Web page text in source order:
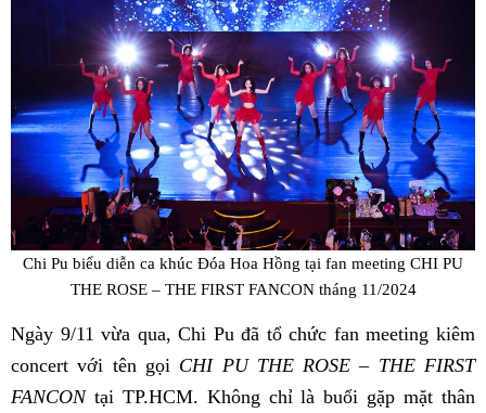
Chi Pu biểu diễn ca khúc Đóa Hoa Hồng tại fan meeting CHI PU
THE ROSE – THE FIRST FANCON tháng 11/2024
Ngày 9/11 vừa qua, Chi Pu đã tổ chức fan meeting kiêm
concert với tên gọi CHI PU THE ROSE – THE FIRST
FANCONtại TP.HCM. Không chỉ là buổi gặp mặt thân